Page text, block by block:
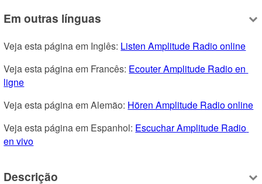
Em outras línguas
Veja esta página em Inglês: Listen Amplitude Radio online
Veja esta página em Francês: Ecouter Amplitude Radio en
ligne
Veja esta página em Alemão: Hören Amplitude Radio online
Veja esta página em Espanhol: Escuchar Amplitude Radio
en vivo
Descrição